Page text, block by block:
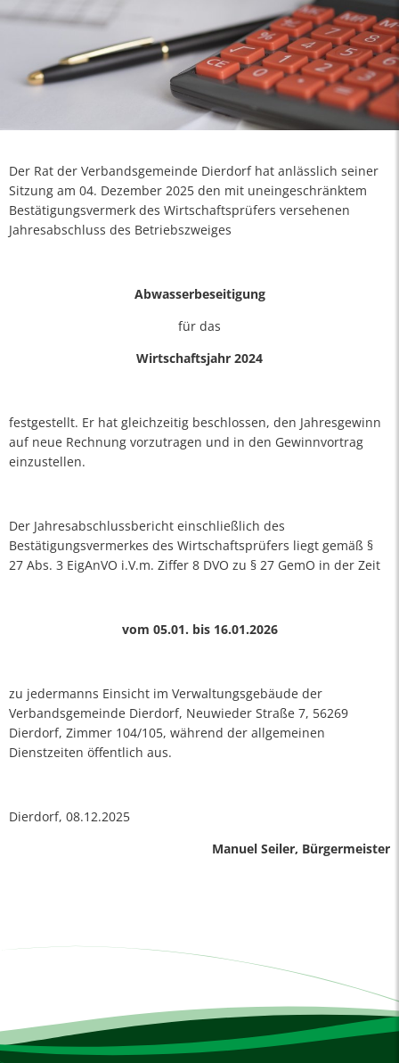
Der Rat der Verbandsgemeinde Dierdorf hat anlässlich seiner
Sitzung am 04. Dezember 2025 den mit uneingeschränktem
Bestätigungsvermerk des Wirtschaftsprüfers versehenen
Jahresabschluss des Betriebszweiges
Abwasserbeseitigung
für das
Wirtschaftsjahr 2024
festgestellt. Er hat gleichzeitig beschlossen, den Jahresgewinn
auf neue Rechnung vorzutragen und in den Gewinnvortrag
einzustellen.
Der Jahresabschlussbericht einschließlich des
Bestätigungsvermerkes des Wirtschaftsprüfers liegt gemäß §
27 Abs. 3 EigAnVO i.V.m. Ziffer 8 DVO zu § 27 GemO in der Zeit
vom 05.01. bis 16.01.2026
zu jedermanns Einsicht im Verwaltungsgebäude der
Verbandsgemeinde Dierdorf, Neuwieder Straße 7, 56269
Dierdorf, Zimmer 104/105, während der allgemeinen
Dienstzeiten öffentlich aus.
Dierdorf, 08.12.2025
Manuel Seiler, Bürgermeister